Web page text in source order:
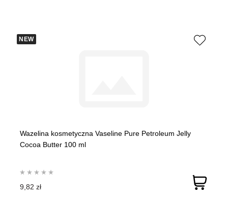
NEW
Wazelina kosmetyczna Vaseline Pure Petroleum Jelly
Cocoa Butter 100 ml
9,82 zł